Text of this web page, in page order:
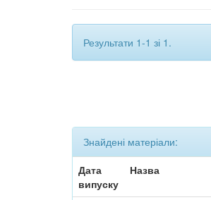
Результати 1-1 зі 1.
Знайдені матеріали:
Дата
випуску
Назва